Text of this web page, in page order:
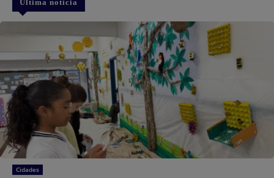
Ultima notícia
Cidades